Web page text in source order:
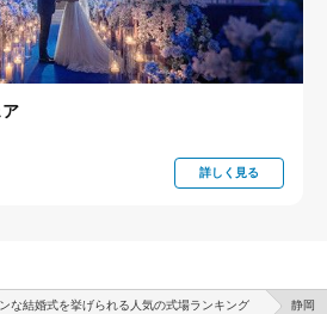
詳しく見る
な結婚式を挙げられる人気の式場ランキング 静岡